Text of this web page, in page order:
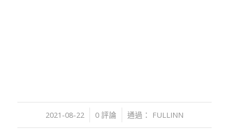
2021-08-22
/ 0 評論 通過： FULLINN